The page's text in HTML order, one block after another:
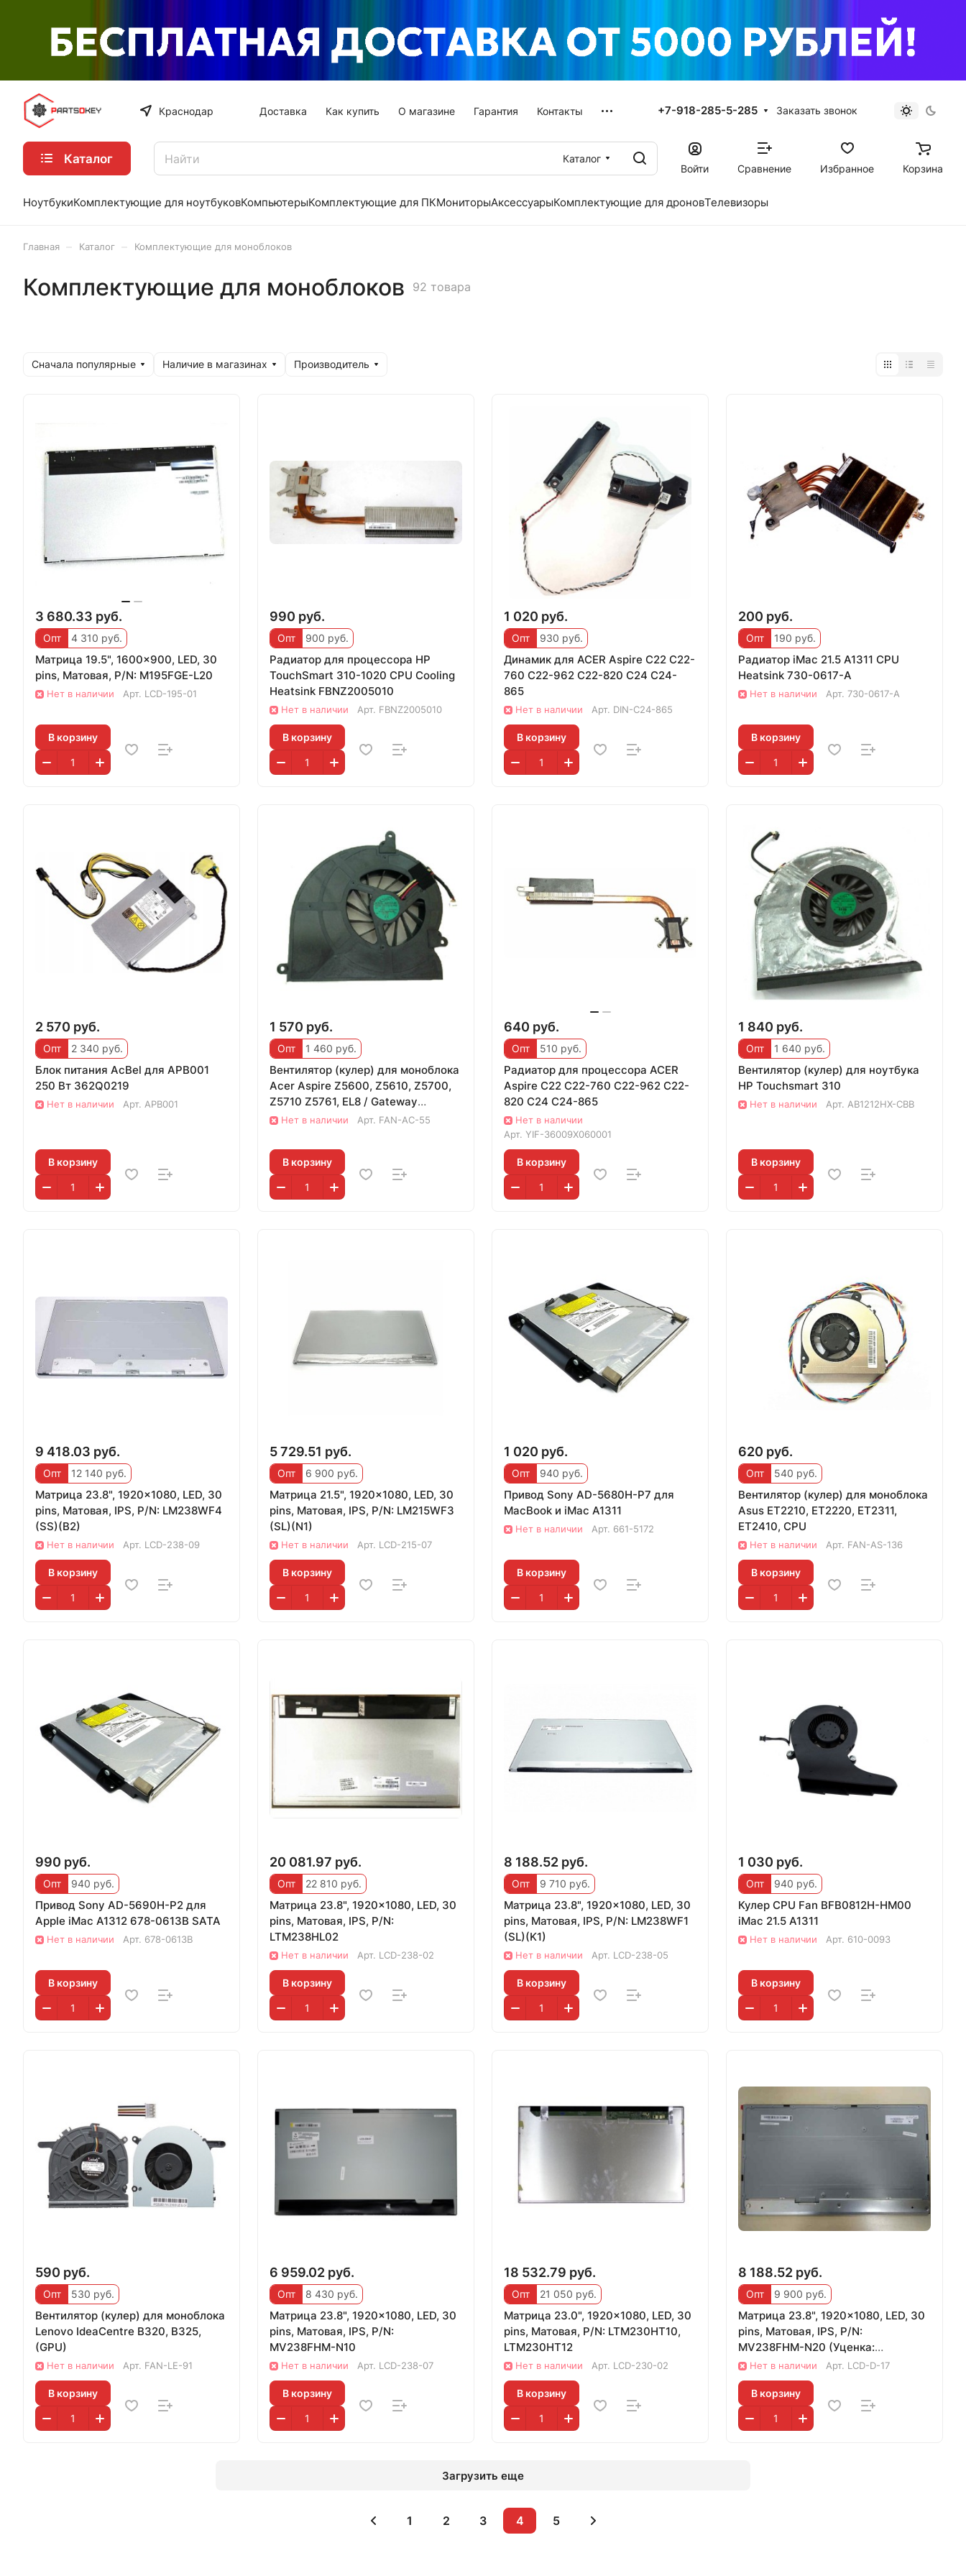
Краснодар Доставка Как купить О магазине Гарантия Контакты +7-918-285-5-285 Заказать звонок
Каталог
Каталог
Войти
Сравнение Избранное Корзина
НоутбукиКомплектующие для ноутбуковКомпьютерыКомплектующие для ПКМониторыАксессуарыКомплектующие для дроновТелевизоры
Главная Каталог Комплектующие для моноблоков
Комплектующие для моноблоков 92 товара
Сначала популярные Наличие в магазинах Производитель
3 680.33 руб.
Опт 4 310 руб.
Матрица 19.5", 1600x900, LED, 30
pins, Матовая, P/N: M195FGE-L20
Нет в наличии Арт. LCD-195-01
В корзину
990 руб.
Опт 900 руб.
Радиатор для процессора HP
TouchSmart 310-1020 CPU Cooling
Heatsink FBNZ2005010
Нет в наличии Арт. FBNZ2005010
В корзину
1 020 руб.
Опт 930 руб.
Динамик для ACER Aspire C22 C22-
760 C22-962 C22-820 C24 C24-
865
Нет в наличии Арт. DIN-C24-865
В корзину
200 руб.
Опт 190 руб.
Радиатор iMac 21.5 A1311 CPU
Heatsink 730-0617-A
Нет в наличии Арт. 730-0617-A
В корзину
2 570 руб.
Опт 2 340 руб.
Блок питания AcBel для APB001
250 Вт 362Q0219
Нет в наличии Арт. APB001
В корзину
1 570 руб.
Опт 1 460 руб.
Вентилятор (кулер) для моноблока
Acer Aspire Z5600, Z5610, Z5700,
Z5710 Z5761, EL8 / Gateway
ZX6800
Нет в наличии Арт. FAN-AC-55
В корзину
640 руб.
Опт 510 руб.
Радиатор для процессора ACER
Aspire C22 C22-760 C22-962 C22-
820 C24 C24-865
Нет в наличии
Арт. YIF-36009X060001
В корзину
1 840 руб.
Опт 1 640 руб.
Вентилятор (кулер) для ноутбука
HP Touchsmart 310
Нет в наличии Арт. AB1212HX-CBB
В корзину
9 418.03 руб.
Опт 12 140 руб.
Матрица 23.8", 1920x1080, LED, 30
pins, Матовая, IPS, P/N: LM238WF4
(SS)(B2)
Нет в наличии Арт. LCD-238-09
В корзину
5 729.51 руб.
Опт 6 900 руб.
Матрица 21.5", 1920x1080, LED, 30
pins, Матовая, IPS, P/N: LM215WF3
(SL)(N1)
Нет в наличии Арт. LCD-215-07
В корзину
1 020 руб.
Опт 940 руб.
Привод Sony AD-5680H-P7 для
MacBook и iMac A1311
Нет в наличии Арт. 661-5172
В корзину
620 руб.
Опт 540 руб.
Вентилятор (кулер) для моноблока
Asus ET2210, ET2220, ET2311,
ET2410, CPU
Нет в наличии Арт. FAN-AS-136
В корзину
990 руб.
Опт 940 руб.
Привод Sony AD-5690H-P2 для
Apple iMac A1312 678-0613B SATA
Нет в наличии Арт. 678-0613B
В корзину
20 081.97 руб.
Опт 22 810 руб.
Матрица 23.8", 1920x1080, LED, 30
pins, Матовая, IPS, P/N:
LTM238HL02
Нет в наличии Арт. LCD-238-02
В корзину
8 188.52 руб.
Опт 9 710 руб.
Матрица 23.8", 1920x1080, LED, 30
pins, Матовая, IPS, P/N: LM238WF1
(SL)(K1)
Нет в наличии Арт. LCD-238-05
В корзину
1 030 руб.
Опт 940 руб.
Кулер CPU Fan BFB0812H-HM00
iMac 21.5 A1311
Нет в наличии Арт. 610-0093
В корзину
590 руб.
Опт 530 руб.
Вентилятор (кулер) для моноблока
Lenovo IdeaCentre B320, B325,
(GPU)
Нет в наличии Арт. FAN-LE-91
В корзину
6 959.02 руб.
Опт 8 430 руб.
Матрица 23.8", 1920x1080, LED, 30
pins, Матовая, IPS, P/N:
MV238FHM-N10
Нет в наличии Арт. LCD-238-07
В корзину
18 532.79 руб.
Опт 21 050 руб.
Матрица 23.0", 1920x1080, LED, 30
pins, Матовая, P/N: LTM230HT10,
LTM230HT12
Нет в наличии Арт. LCD-230-02
В корзину
8 188.52 руб.
Опт 9 900 руб.
Матрица 23.8", 1920x1080, LED, 30
pins, Матовая, IPS, P/N:
MV238FHM-N20 (Уценка:
Царапины)
Нет в наличии Арт. LCD-D-17
В корзину
Загрузить еще
1 2 3 4 5